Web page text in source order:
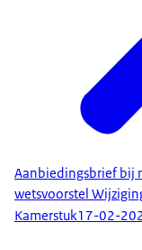
Aanbiedingsbrief bij
wetsvoorstel
Kamerstuk17-02-